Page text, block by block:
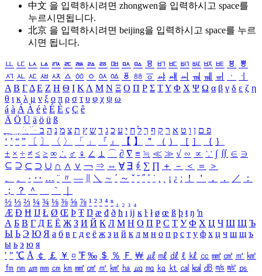
中文 을 입력하시려면 zhongwen을 입력하시고 space를
누르시면됩니다.
北京 을 입력하시려면 beijing을 입력하시고 space를 누르
시면 됩니다.
ㅥ ㅦ ㅧ ㅨ ㅩ ㅪ ㅫ ㅬ ㅭ ㅮ ㅯ ㅰ ㅱ ㅲ ㅳ ㅴ ㅵ ㅶ ㅷ ㅸ
ㅹ
ㅺ ㅻ ㅼ ㅽ ㅾ ㅿ ㆀ ㆁ ㆂ ㆃ ㆄ ㆅ ㆆ ㆇ ㆈ ㆉ ㆊ ㆋ ㆌ ㆍ
ㆎ
Α Β ΓΔ Ε Ζ Η Θ Ι ΚΛ Μ Ν Ξ Ο Π Ρ Σ ΤΥ Φ Χ Ψ Ω α β γ δ ε ζ η
θ ι κ λ μ ν ξ ο π ρ σ τ υ φ χ ψ ω
á à Á À é è É È ç Ç ê
Ä Ö Ü ä ö ü ß
ִֶֹ ֻּ ׁׂ פ ם ן ו ט א ר ק ף ך ל ח י ע כ ג ד ש ץ ת צ מ נ ה ב
‘ ’ “ ” 〔 〕 〈 〉 「 」 『 』 【 】 ＂ （ ） ［ ］ ｛ ｝
± × ÷ ≠ ≤ ≥ ∞ ∴ ♂ ♀ ∠ ⊥ ⌒ ∂ ∇ ≡ ≒ ≪ ≫ √ ∽ ∝ ∵ ∫ ∬ ∈ ∋
⊆ ⊇ ⊂ ⊃ ∪ ∩ ∧ ∨ ￢ ⇒ ⇔ ∀ ∃ ∮ ∑ ∏ ＋ － ＜ ＝
＞
、
。 · ‥ … ¨ 〃 ― ＼ ∼ ´ ～ ˇ ˘ ˝ ˚ ˙ ¸ ¡ ¿ ː ！ ＇ ， ． ／
：
；
？ ＾ ｀
½ ⅓ ⅔ ¼ ¾ ⅛ ⅜ ⅝ ⅞ ¹ ² ³ ⁴ ⁿ ₁ ₂ ₃ ₄
Æ Ð Ħ Ĳ Ł Ø Œ Þ Ŧ Ŋ æ đ ð ħ ı ĳ ĸ ŀ ł ø œ ß þ ŧ ŋ ŉ
А Б В Г Д Е Ё Ж З И Й К Л М Н О П Р С Т У Ф Х Ц Ч Ш Щ Ъ
Ы Ь Э Ю Я а б в г д е ё ж з и й к л м н о п р с т у ф х ц ч ш щ ъ
ы ь э ю я
′ ″ ℃ Å ￠ ￡ ￥ ¤ ℉ ‰ ＄ ％ Ｆ ￦ ㎕ ㎖ ㎗ ℓ ㎘ ㏄ ㎣ ㎤ ㎥ ㎦
㎙ ㎚ ㎛ ㎜ ㎝ ㎞ ㎟ ㎠ ㎡ ㎢ ㏊ ㎍ ㎎ ㎏ ㏏ ㎈ ㎉ ㏈ ㎧ ㎨ ㎰